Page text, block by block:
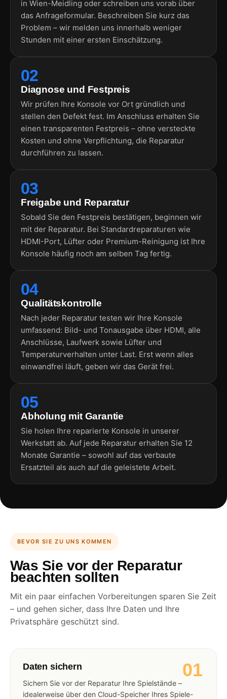
in Wien-Meidling oder schreiben uns vorab über
das Anfrageformular. Beschreiben Sie kurz das
Problem – wir melden uns innerhalb weniger
Stunden mit einer ersten Einschätzung.
02
Diagnose und Festpreis
Wir prüfen Ihre Konsole vor Ort gründlich und
stellen den Defekt fest. Im Anschluss erhalten Sie
einen transparenten Festpreis – ohne versteckte
Kosten und ohne Verpflichtung, die Reparatur
durchführen zu lassen.
03
Freigabe und Reparatur
Sobald Sie den Festpreis bestätigen, beginnen wir
mit der Reparatur. Bei Standardreparaturen wie
HDMI-Port, Lüfter oder Premium-Reinigung ist Ihre
Konsole häufig noch am selben Tag fertig.
04
Qualitätskontrolle
Nach jeder Reparatur testen wir Ihre Konsole
umfassend: Bild- und Tonausgabe über HDMI, alle
Anschlüsse, Laufwerk sowie Lüfter und
Temperaturverhalten unter Last. Erst wenn alles
einwandfrei läuft, geben wir das Gerät frei.
05
Abholung mit Garantie
Sie holen Ihre reparierte Konsole in unserer
Werkstatt ab. Auf jede Reparatur erhalten Sie 12
Monate Garantie – sowohl auf das verbaute
Ersatzteil als auch auf die geleistete Arbeit.
BEVOR SIE ZU UNS KOMMEN
Was Sie vor der Reparatur
beachten sollten
Mit ein paar einfachen Vorbereitungen sparen Sie Zeit
– und gehen sicher, dass Ihre Daten und Ihre
Privatsphäre geschützt sind.
01
Daten sichern
Sichern Sie vor der Reparatur Ihre Spielstände –
idealerweise über den Cloud-Speicher Ihres Spiele-